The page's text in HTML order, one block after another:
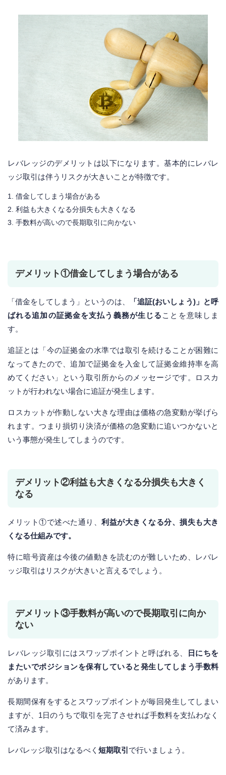
レバレッジのデメリットは以下になります。基本的にレバレ
ッジ取引は伴うリスクが大きいことが特徴です。
借金してしまう場合がある
利益も大きくなる分損失も大きくなる
手数料が高いので長期取引に向かない
デメリット①借金してしまう場合がある
「借金をしてしまう」というのは、
「追証(おいしょう)」と呼
ばれる追加の証拠金を支払う義務が生じる ことを意味しま
す。
追証とは「今の証拠金の水準では取引を続けることが困難に
なってきたので、追加で証拠金を入金して証拠金維持率を高
めてください」という取引所からのメッセージです。ロスカ
ットが行われない場合に追証が発生します。
ロスカットが作動しない大きな理由は価格の急変動が挙げら
れます。つまり損切り決済が価格の急変動に追いつかないと
いう事態が発生してしまうのです。
デメリット②利益も大きくなる分損失も大きく
なる
メリット①で述べた通り、 利益が大きくなる分、損失も大き
くなる仕組みです。
特に暗号資産は今後の値動きを読むのが難しいため、レバレ
ッジ取引はリスクが大きいと言えるでしょう。
デメリット③手数料が高いので長期取引に向か
ない
レバレッジ取引にはスワップポイントと呼ばれる、
日にちを
またいでポジションを保有していると発生してしまう手数料
があります。
長期間保有をするとスワップポイントが毎回発生してしまい
ますが、1日のうちで取引を完了させれば手数料を支払わなく
て済みます。
レバレッジ取引はなるべく 短期取引 で行いましょう。